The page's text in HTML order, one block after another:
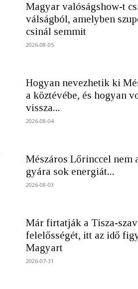
Magyar valóságshow-t
válságból, amelyben
csinál semmit
2026-08-05
Hogyan nevezhetik ki
a köztévébe, és hogyan
vissza...
2026-08-04
Mészáros Lőrinccel nem
gyára sok energiát...
2026-08-03
Már firtatják a Tisza-
felelősségét, itt az idő
Magyart
2026-07-31